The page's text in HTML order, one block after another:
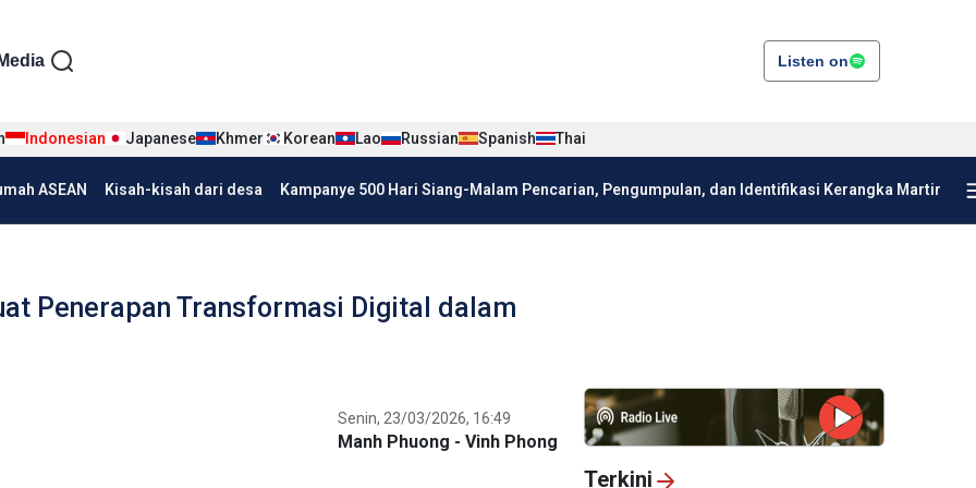
tiếng Indo
Media Listen on
Indonesian Japanese Khmer Korean Lao Russian Spanish Thai
ASEAN Kisah-kisah dari desa Kampanye 500 Hari Siang-Malam Pencarian, Pengumpulan, dan Identifikasi Kerangka Martir
Penerapan Transformasi Digital dalam
Senin, 23/03/2026, 16:49
Manh Phuong - Vinh Phong
Terkini